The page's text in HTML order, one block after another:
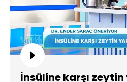
İnsüline karşı zeytin